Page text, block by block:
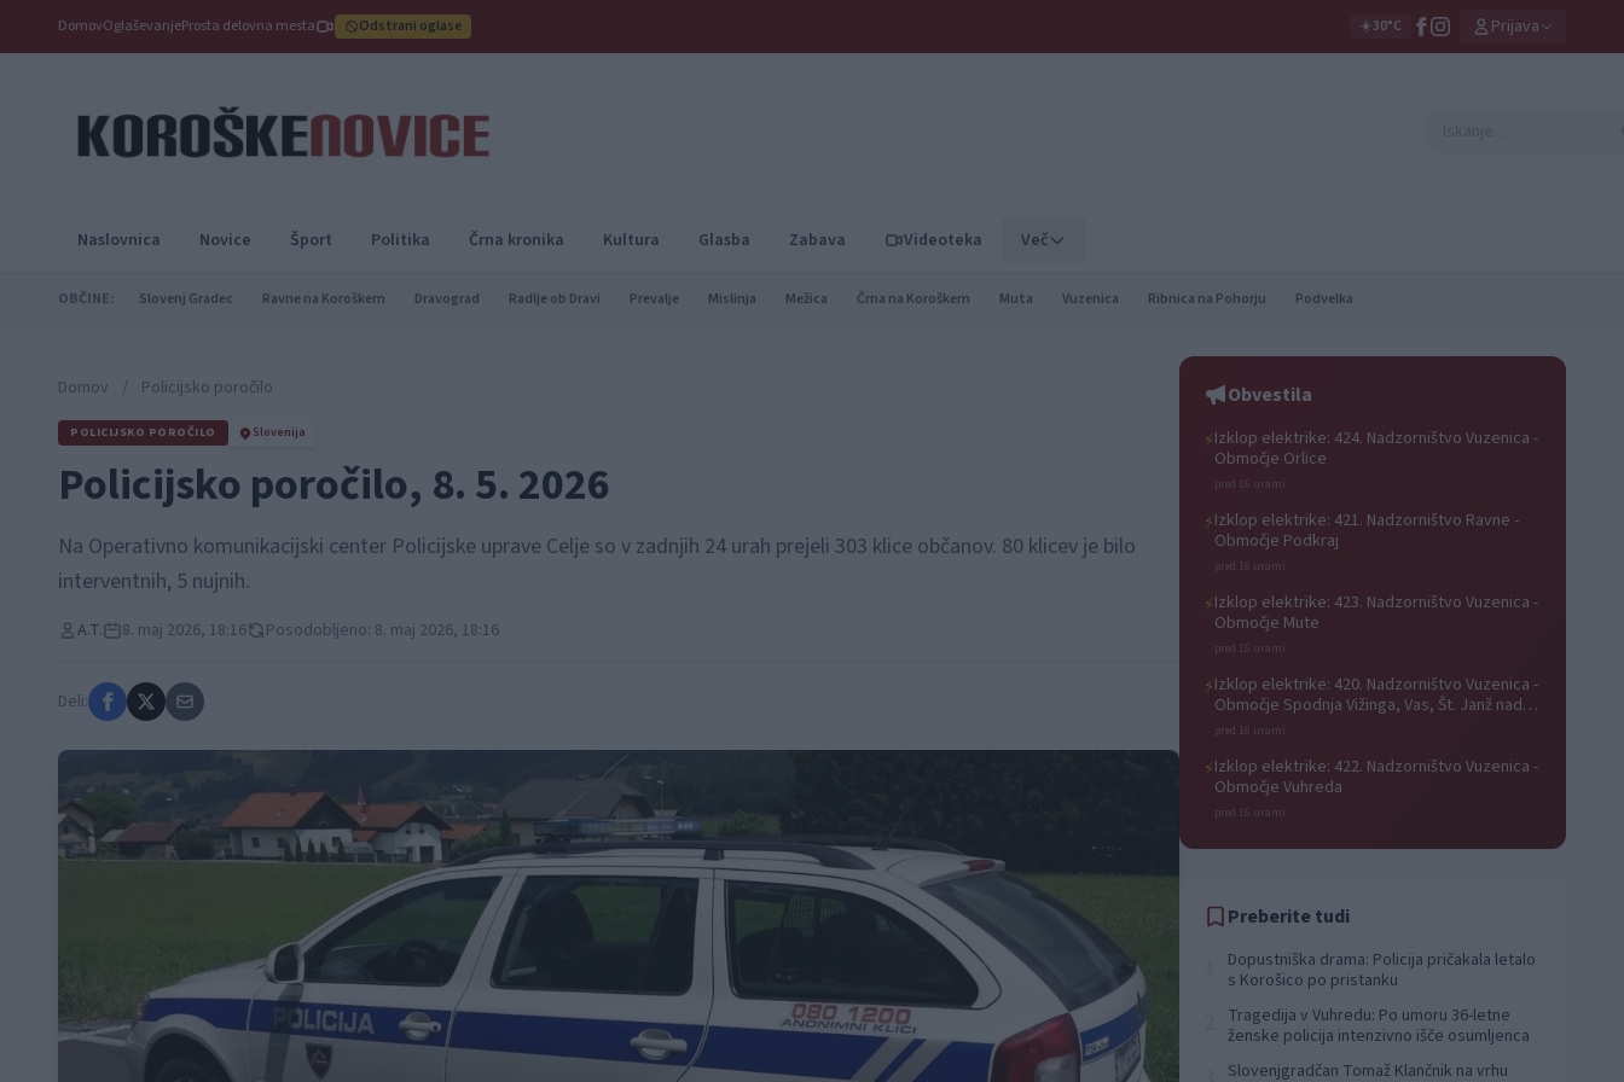
DomovOglaševanjeProsta delovna mesta Odstrani oglase ☀️30°C Prijava
Naslovnica Novice Šport Politika Črna kronika Kultura Glasba Zabava Videoteka Več
OBČINE: Slovenj Gradec Ravne na Koroškem Dravograd Radlje ob Dravi Prevalje Mislinja Mežica Črna na Koroškem Muta Vuzenica Ribnica na Pohorju Podvelka
Domov / Policijsko poročilo
POLICIJSKO POROČILO Slovenija
Policijsko poročilo, 8. 5. 2026
Na Operativno komunikacijski center Policijske uprave Celje so v zadnjih 24 urah prejeli 303 klice občanov. 80 klicev je bilo
interventnih, 5 nujnih.
A.T. 8. maj 2026, 18:16 Posodobljeno: 8. maj 2026, 18:16
Deli:
Obvestila
⚡Izklop elektrike: 424. Nadzorništvo Vuzenica -
Območje Orlice
pred 16 urami
⚡Izklop elektrike: 421. Nadzorništvo Ravne -
Območje Podkraj
pred 16 urami
⚡Izklop elektrike: 423. Nadzorništvo Vuzenica -
Območje Mute
pred 16 urami
⚡Izklop elektrike: 420. Nadzorništvo Vuzenica -
Območje Spodnja Vižinga, Vas, Št. Janž nad
Radljami, Suhi Vrh, Dobrava
pred 16 urami
⚡Izklop elektrike: 422. Nadzorništvo Vuzenica -
Območje Vuhreda
pred 16 urami
Preberite tudi
Dopustniška drama: Policija pričakala letalo
s Korošico po pristanku
Tragedija v Vuhredu: Po umoru 36-letne
ženske policija intenzivno išče osumljenca
Slovenjgradčan Tomaž Klančnik na vrhu